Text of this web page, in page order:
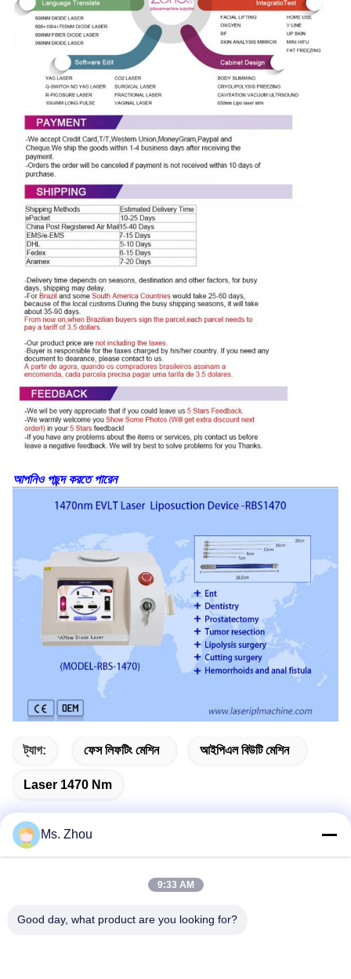
আপনিও পছন্দ করতে পারেন
ট্যাগ: ফেস লিফটিং মেশিন আইপিএল বিউটি মেশিন
Laser 1470 Nm
ঠিকানা
Ms. Zhou
9:33 AM
Good day, what product are you looking for?